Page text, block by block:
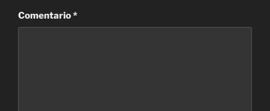
Comentario*